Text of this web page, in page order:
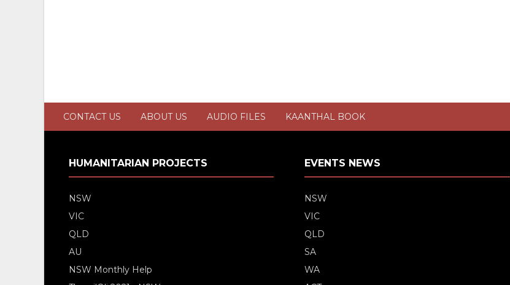
CONTACT US ABOUT US AUDIO FILES KAANTHAL BOOK
HUMANITARIAN PROJECTS
NSW
VIC
QLD
AU
NSW Monthly Help
EVENTS NEWS
NSW
VIC
QLD
SA
WA